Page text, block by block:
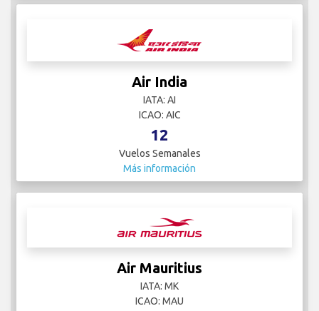
Air India
IATA: AI
ICAO: AIC
12
Vuelos Semanales
Más información
Air Mauritius
IATA: MK
ICAO: MAU